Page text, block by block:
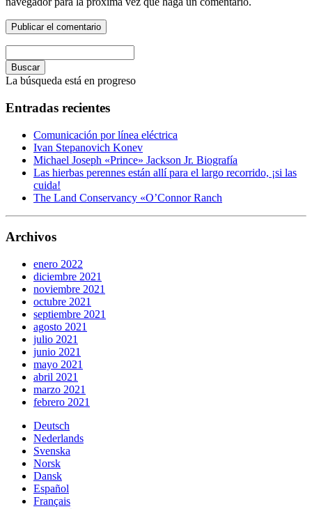
Buscar
La búsqueda está en progreso
Entradas recientes
Comunicación por línea eléctrica
Ivan Stepanovich Konev
Michael Joseph «Prince» Jackson Jr. Biografía
Las hierbas perennes están allí para el largo recorrido, ¡si las
cuida!
The Land Conservancy «O’Connor Ranch
Archivos
enero 2022
diciembre 2021
noviembre 2021
octubre 2021
septiembre 2021
agosto 2021
julio 2021
junio 2021
mayo 2021
abril 2021
marzo 2021
febrero 2021
Deutsch
Nederlands
Svenska
Norsk
Dansk
Español
Français